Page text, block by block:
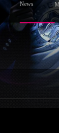
News